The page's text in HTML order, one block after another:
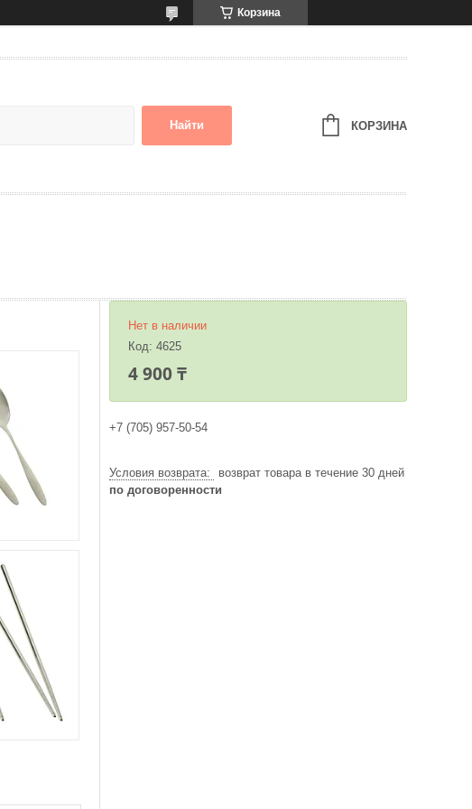
Корзина
Найти КОРЗИНА
Нет в наличии
Код: 4625
4 900 ₸
+7 (705) 957-50-54
возврат товара в течение 30 дней
по договоренности